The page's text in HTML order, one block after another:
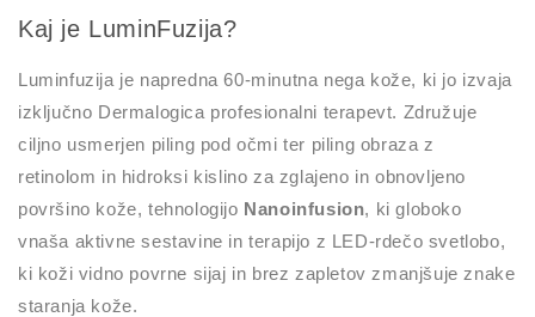
Kaj je LuminFuzija?
Luminfuzija je napredna 60-minutna nega kože, ki jo izvaja
izključno Dermalogica profesionalni terapevt. Združuje
ciljno usmerjen piling pod očmi ter piling obraza z
retinolom in hidroksi kislino za zglajeno in obnovljeno
površino kože, tehnologijo Nanoinfusion, ki globoko
vnaša aktivne sestavine in terapijo z LED-rdečo svetlobo,
ki koži vidno povrne sijaj in brez zapletov zmanjšuje znake
staranja kože.